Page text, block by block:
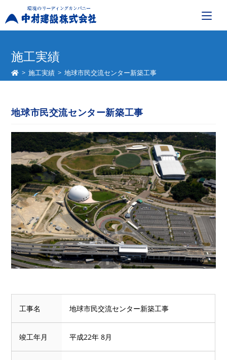
施工実績
> 施工実績 > 地球市民交流センター新築工事
地球市民交流センター新築工事
工事名 地球市民交流センター新築工事
竣工年月 平成22年 8月